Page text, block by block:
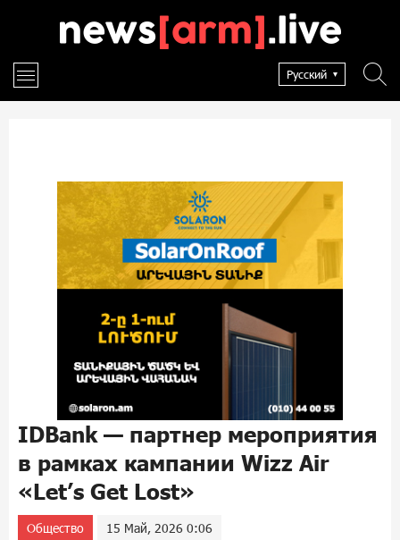
Русский
IDBank — партнер мероприятия
в рамках кампании Wizz Air
«Let’s Get Lost»
Общество 15 Май, 2026 0:06